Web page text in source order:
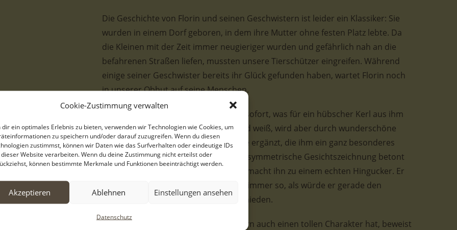
Cookie-Zustimmung verwalten
dir ein optimales Erlebnis zu bieten, verwenden wir Technologien wie Cookies, um
zu speichern und/oder darauf zuzugreifen. Wenn du diesen
zustimmst, können wir Daten wie das Surfverhalten oder eindeutige IDs
Website verarbeiten. Wenn du deine Zustimmung nicht erteilst oder
können bestimmte Merkmale und Funktionen beeinträchtigt werden.
Akzeptieren Ablehnen Einstellungen ansehen
Datenschutz
Die Geschichte von Florin und seinen Geschwistern ist leider ein Klassiker: Sie
wurden in einem Dorf geboren, in dem ihre Mutter ohne festen Platz lebte. Da
die Kleinen mit der Zeit immer neugieriger wurden und gefährlich nah an die
befahrenen Straßen liefen, mussten unsere Tierschützer eingreifen. Während
einige seiner Geschwister bereits ihr Glück gefunden haben, wartet Florin noch
in unserer Obhut auf seine Menschen.
Schaut man sich Florin an, sieht man sofort, was für ein hübscher Kerl aus ihm
geworden ist. Sein Fell ist überwiegend weiß, wird aber durch wunderschöne
dunkelbraune und hellbraune Akzente ergänzt, die ihm ein ganz besonderes
Aussehen verleihen. Besonders seine symmetrische Gesichtszeichnung betont
seine freundlichen, hellen Augen und macht ihn zu einem echten Hingucker. Er
wirkt mit seinem aufmerksamen Blick immer so, als würde er gerade den
nächsten Plan für ein Abenteuer schmieden.
Dass er nicht nur gut aussieht, sondern auch einen tollen Charakter hat, beweist